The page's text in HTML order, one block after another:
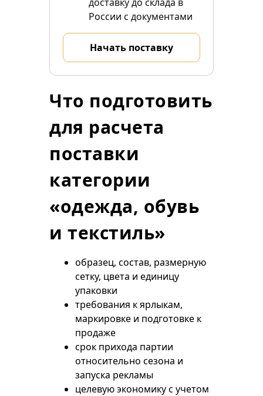
России с документами
Начать поставку
Что подготовить
для расчета
поставки
категории
«одежда, обувь
и текстиль»
образец, состав, размерную
сетку, цвета и единицу
упаковки
требования к ярлыкам,
маркировке и подготовке к
продаже
срок прихода партии
относительно сезона и
запуска рекламы
целевую экономику с учетом